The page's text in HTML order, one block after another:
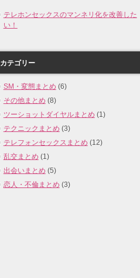
テレホンセックスのマンネリ化を改善した
い！
カテゴリー
SM・変態まとめ (6)
その他まとめ (8)
ツーショットダイヤルまとめ (1)
テクニックまとめ (3)
テレフォンセックスまとめ (12)
乱交まとめ (1)
出会いまとめ (5)
恋人・不倫まとめ (3)